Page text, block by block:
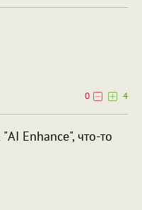
0
4
Enhance", что-то